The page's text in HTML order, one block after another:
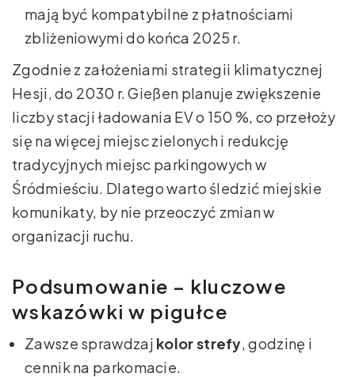
mają być kompatybilne z płatnościami
zbliżeniowymi do końca 2025 r.
Zgodnie z założeniami strategii klimatycznej
Hesji, do 2030 r. Gießen planuje zwiększenie
liczby stacji ładowania EV o 150 %, co przełoży
się na więcej miejsc zielonych i redukcję
tradycyjnych miejsc parkingowych w
Śródmieściu. Dlatego warto śledzić miejskie
komunikaty, by nie przeoczyć zmian w
organizacji ruchu.
Podsumowanie – kluczowe
wskazówki w pigułce
Zawsze sprawdzaj kolor strefy, godzinę i
cennik na parkomacie.